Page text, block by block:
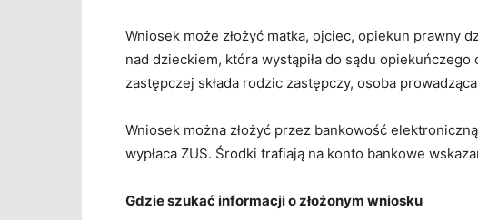
Wniosek może złożyć matka, ojciec, opiekun prawny
nad dzieckiem, która wystąpiła do sądu
zastępczej składa rodzic zastępczy, osoba
Wniosek można złożyć przez bankowość
wypłaca ZUS. Środki trafiają na konto bankowe
Gdzie szukać informacji o złożonym wniosku